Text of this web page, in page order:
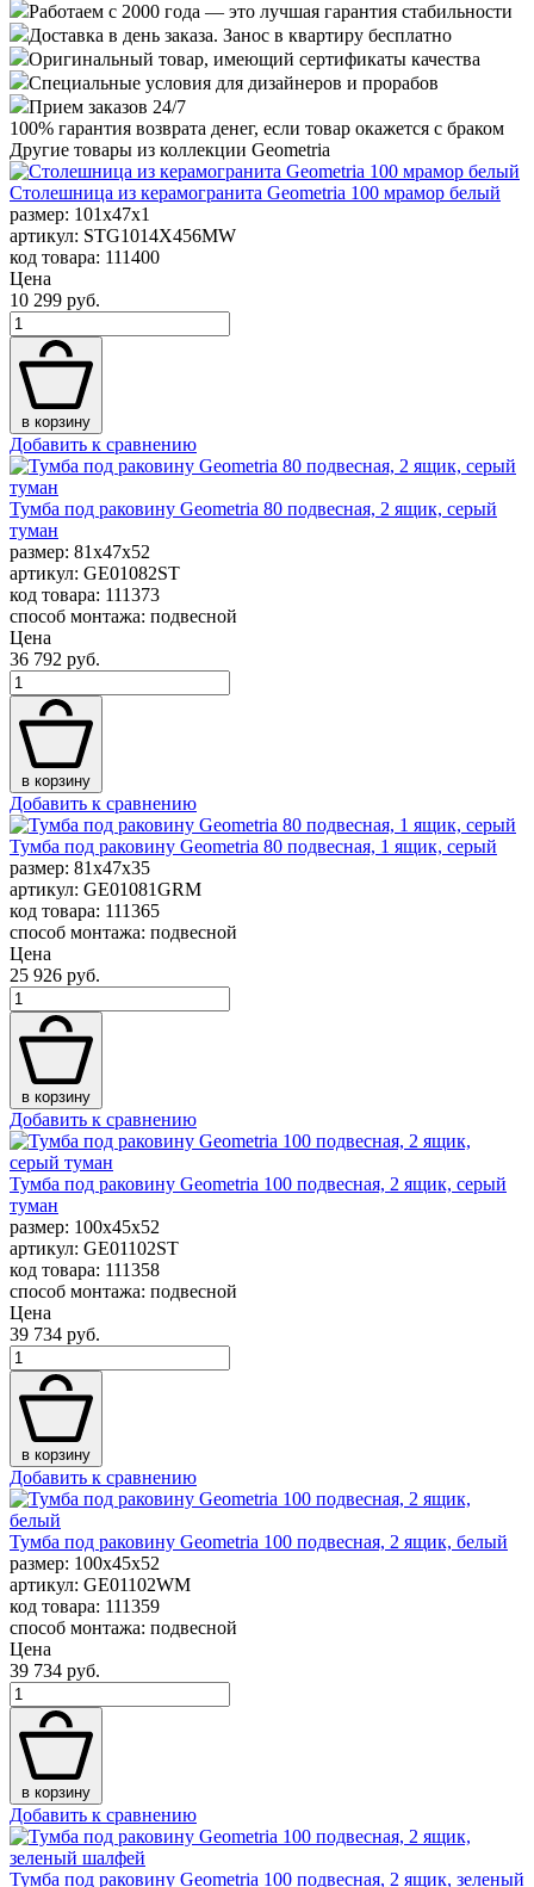
Работаем с 2000 года — это лучшая гарантия стабильности
Доставка в день заказа. Занос в квартиру бесплатно
Оригинальный товар, имеющий сертификаты качества
Специальные условия для дизайнеров и прорабов
Прием заказов 24/7
100% гарантия возврата денег, если товар окажется с браком
Другие товары из коллекции Geometria
Столешница из керамогранита Geometria 100 мрамор белый
размер: 101x47x1
артикул: STG1014X456MW
код товара: 111400
Цена
10 299 руб.
в корзину
Добавить к сравнению
Тумба под раковину Geometria 80 подвесная, 2 ящик, серый
туман
размер: 81x47x52
артикул: GE01082ST
код товара: 111373
способ монтажа: подвесной
Цена
36 792 руб.
в корзину
Добавить к сравнению
Тумба под раковину Geometria 80 подвесная, 1 ящик, серый
размер: 81x47x35
артикул: GE01081GRM
код товара: 111365
способ монтажа: подвесной
Цена
25 926 руб.
в корзину
Добавить к сравнению
Тумба под раковину Geometria 100 подвесная, 2 ящик, серый
туман
размер: 100x45x52
артикул: GE01102ST
код товара: 111358
способ монтажа: подвесной
Цена
39 734 руб.
в корзину
Добавить к сравнению
Тумба под раковину Geometria 100 подвесная, 2 ящик, белый
размер: 100x45x52
артикул: GE01102WM
код товара: 111359
способ монтажа: подвесной
Цена
39 734 руб.
в корзину
Добавить к сравнению
Тумба под раковину Geometria 100 подвесная, 2 ящик, зеленый